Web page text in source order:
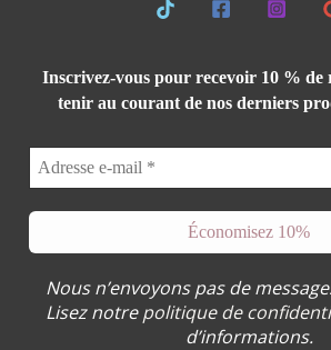
Inscrivez-vous pour recevoir 10 % de
tenir au courant de nos derniers
Nous n’envoyons pas de
Lisez notrepolitique de
d’informations.